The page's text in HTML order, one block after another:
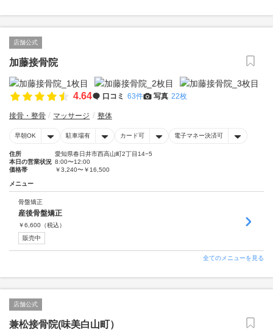
店舗公式
加藤接骨院
4.64 口コミ 63件 写真 22枚
接骨・整骨 マッサージ 整体
早朝OK 駐車場有 カード可 電子マネー決済可
住所
愛知県春日井市西高山町2丁目14−5
本日の営業状況 8:00〜12:00
価格帯
￥3,240〜￥16,500
メニュー
骨盤矯正
産後骨盤矯正
￥6,600 （税込）
販売中
全てのメニューを見る
店舗公式
兼松接骨院(味美白山町）